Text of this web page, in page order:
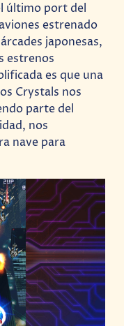
último port del
estrenado
japonesas,
estrenos
es que una
Crystals nos
parte del
nos
nave para